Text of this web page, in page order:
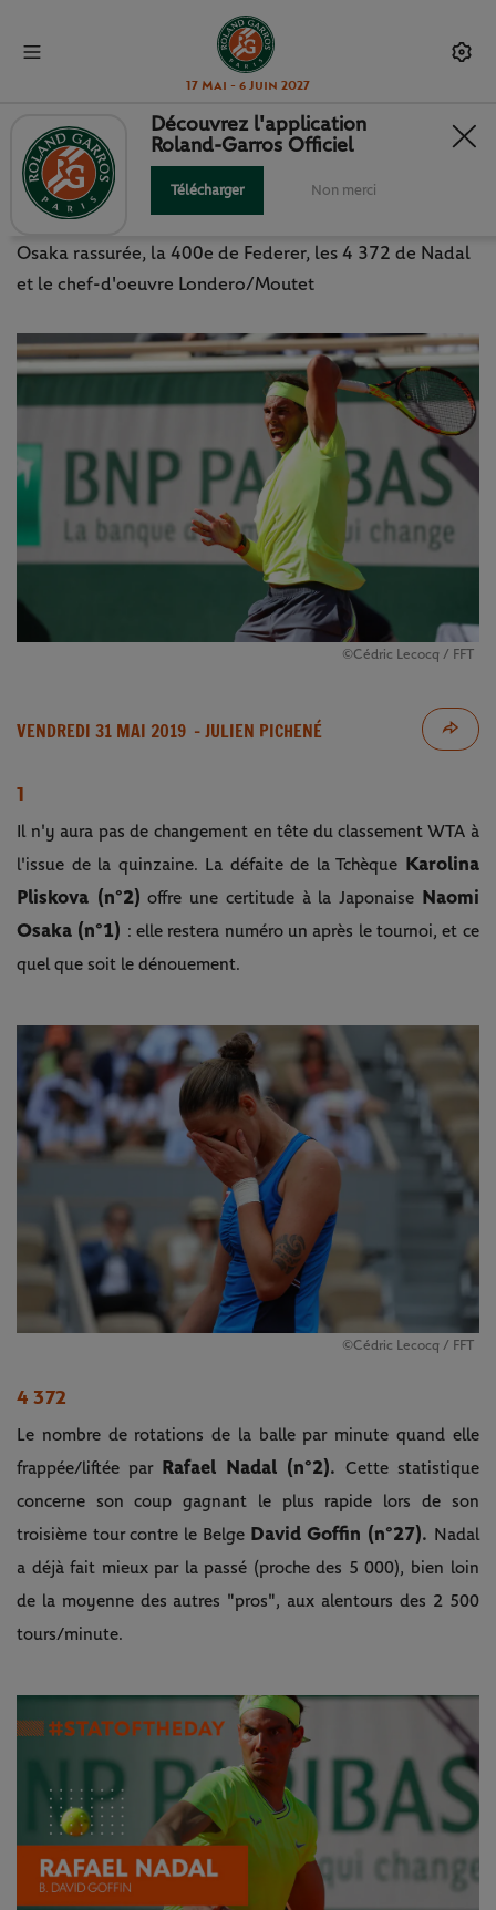
17 Mai - 6 Juin 2027
JOUR 6 : LES 10 CHIFFRES
MARQUANTS
Osaka rassurée, la 400e de Federer, les 4 372 de Nadal
et le chef-d'oeuvre Londero/Moutet
©Cédric Lecocq / FFT
VENDREDI 31 MAI 2019 - JULIEN PICHENÉ
1
Il n'y aura pas de changement en tête du classement WTA à
l'issue de la quinzaine. La défaite de la Tchèque
Karolina
Pliskova (n°2) offre une certitude à la Japonaise
Naomi
Osaka (n°1) : elle restera numéro un après le tournoi, et ce
quel que soit le dénouement.
©Cédric Lecocq / FFT
4 372
Le nombre de rotations de la balle par minute quand elle
frappée/liftée par
Rafael Nadal (n°2). Cette statistique
concerne son coup gagnant le plus rapide lors de son
troisième tour contre le Belge David Goffin (n°27).
Nadal
a déjà fait mieux par la passé (proche des 5 000), bien loin
de la moyenne des autres "pros", aux alentours des 2 500
tours/minute.
Découvrez l'application
Roland-Garros Officiel
Télécharger Non merci